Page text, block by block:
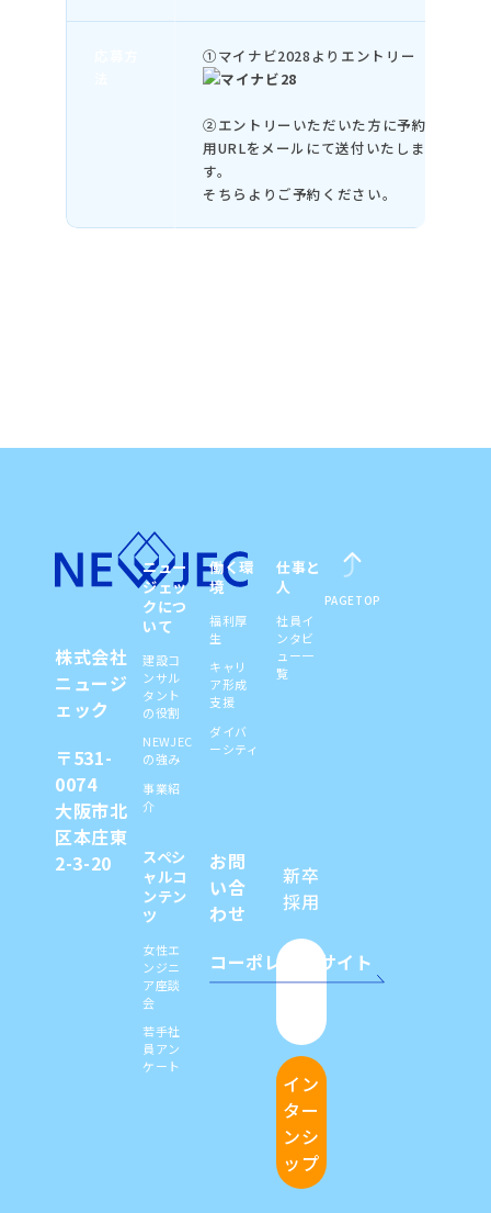
①マイナビ2028よりエントリー
②エントリーいただいた方に予約
用URLをメールにて送付いたしま
す。
そちらよりご予約ください。
株式会社
ニュージ
ェック
〒531-
0074
大阪市北
区本庄東
2-3-20
ニュー
ジェッ
クにつ
いて
建設コ
ンサル
タント
の役割
NEWJEC
の強み
事業紹
介
働く環
境
福利厚
生
キャリ
ア形成
支援
ダイバ
ーシティ
仕事と
人
社員イ
ンタビ
ュー一
覧
スペシ
ャルコ
ンテン
ツ
女性エ
ンジニ
ア座談
会
若手社
員アン
ケート
お問
い合
わせ
コーポレートサイト
新卒
採用
リア
イン
ター
ンシ
ップ
PAGETOP